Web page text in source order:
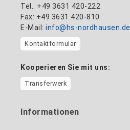
Tel.: +49 3631 420-222
Fax: +49 3631 420-810
E-Mail: info@hs-nordhausen.de
Kontaktformular
Kooperieren Sie mit uns:
Transferwerk
Informationen